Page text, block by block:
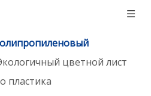
цветной лист
пластика